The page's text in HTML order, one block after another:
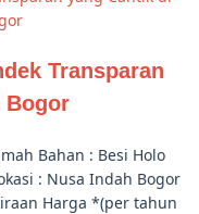
Transparan
Bogor
Bahan : Besi Holo
: Nusa Indah Bogor
Harga *(per tahun